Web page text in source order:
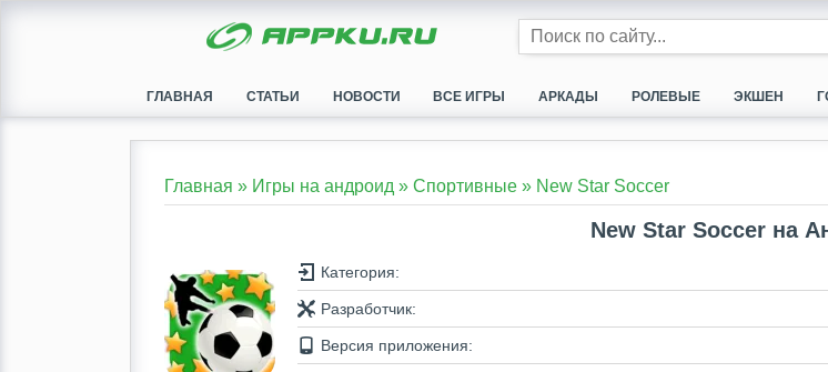
ГЛАВНАЯ СТАТЬИ НОВОСТИ ВСЕ ИГРЫ АРКАДЫ РОЛЕВЫЕ ЭКШЕН
Главная » Игры на андроид » Спортивные » New Star Soccer
New Star Soccer на
Категория:
Разработчик:
Версия приложения: